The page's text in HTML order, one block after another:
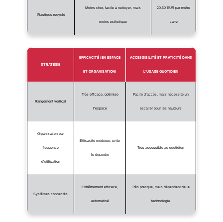
Plastique recyclé
Moins cher, facile à nettoyer, mais
moins esthétique
20-60 EUR par mètre
carré
STRATÉGIE
EFFICACITÉ (EN ESPACE
ET ORGANISATION)
ACCESSIBILITÉ ET PRATICITÉ DANS
L’USAGE QUOTIDIEN
Rangement vertical
Très efficace, optimise
l’espace
Facile d’accès, mais nécessite un
escalier pour les hauteurs
Organisation par
fréquence
d’utilisation
Efficacité modérée, évite
le désordre
Très accessible au quotidien
Systèmes connectés
Extrêmement efficace,
automatisé
Très pratique, mais dépendant de la
technologie